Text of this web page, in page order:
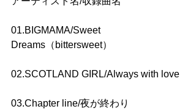
01.BIGMAMA/Sweet
Dreams（bittersweet）
02.SCOTLAND GIRL/Always with love
03.Chapter line/夜が終わり